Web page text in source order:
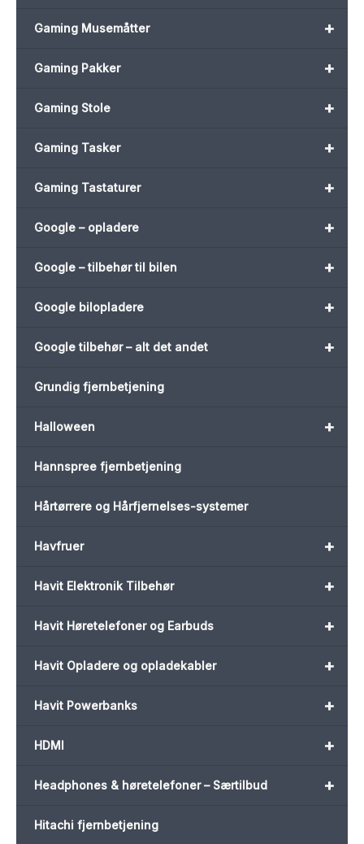
+
Gaming Musemåtter
+
Gaming Pakker
+
Gaming Stole
+
Gaming Tasker
+
Gaming Tastaturer
+
Google – opladere
+
Google – tilbehør til bilen
+
Google bilopladere
+
Google tilbehør – alt det andet
Grundig fjernbetjening
+
Halloween
Hannspree fjernbetjening
Hårtørrere og Hårfjernelses-systemer
+
Havfruer
+
Havit Elektronik Tilbehør
+
Havit Høretelefoner og Earbuds
+
Havit Opladere og opladekabler
+
Havit Powerbanks
+
HDMI
+
Headphones & høretelefoner – Særtilbud
Hitachi fjernbetjening